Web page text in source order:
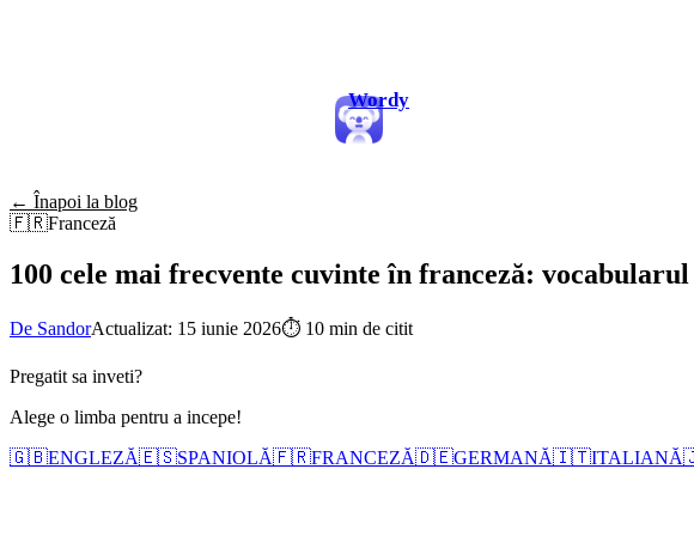
Wordy
← Înapoi la blog
🇫🇷Franceză
100 cele mai frecvente cuvinte în franceză:
De SandorActualizat: 15 iunie 2026⏱ 10 min de citit
Pregatit sa inveti?
Alege o limba pentru a incepe!
🇬🇧ENGLEZĂ🇪🇸SPANIOLĂ🇫🇷FRANCEZĂ🇩🇪GERMANĂ🇮🇹ITALIANĂ